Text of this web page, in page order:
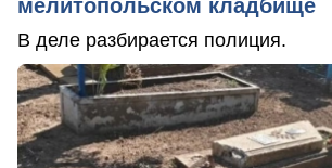
мелитопольском кладбище
В деле разбирается полиция.